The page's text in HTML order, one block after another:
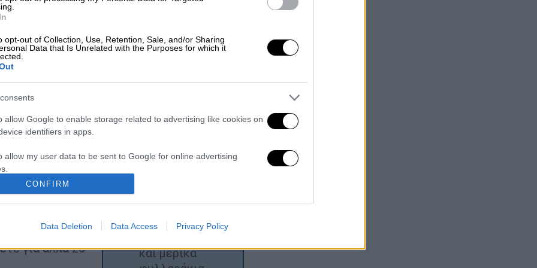
opt-out of Collection, Use, Retention, Sale, and/or Sharing
Data that Is Unrelated with the Purposes for which it
allow Google to enable storage related to advertising like cookies on
identifiers in apps.
allow my user data to be sent to Google for online advertising
allow Google to send me personalized advertising.
allow Google to enable storage related to analytics like cookies on
allow Google to enable storage related to functionality of the website
CONFIRM
Data Deletion Data Access Privacy Policy
ταψί το
τις
ένα
τη σφολιάτα
φούρνο
και τη
το πέστο,
τη
ελιές.
για άλλα 20'
ροδέλες
σούπας ελιές σε
ροδέλες,
200 γρ. κασέρι
200 γρ. γκούντα
τριμμένη ή mix
1 κρεμμύδι σε
της σούπας
πέστο
και μερικά